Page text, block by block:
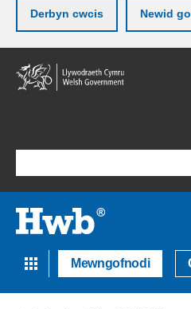
Derbyn cwcis Newid
Neidio
i'r
prif
Mewngofnodi